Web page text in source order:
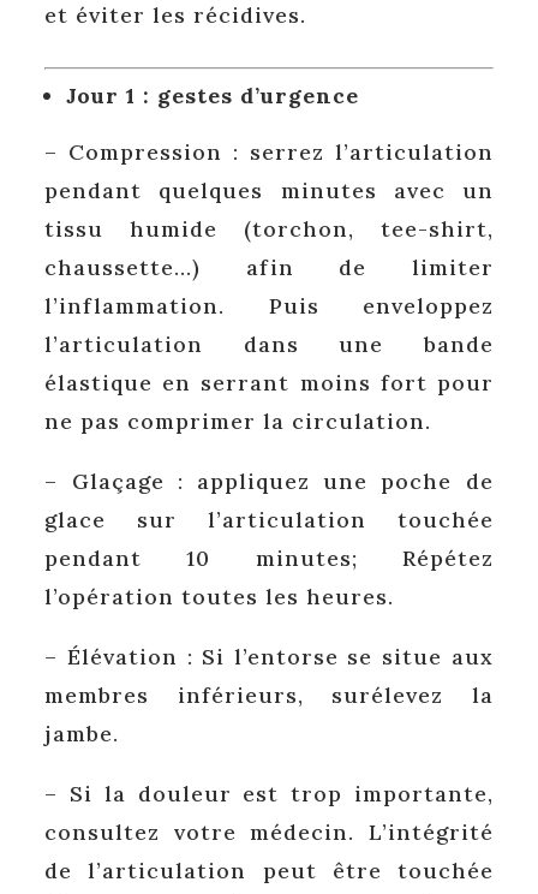
et éviter les récidives.
Jour 1 : gestes d’urgence
– Compression : serrez l’articulation
pendant quelques minutes avec un
tissu humide (torchon, tee-shirt,
chaussette…) afin de limiter
l’inflammation. Puis enveloppez
l’articulation dans une bande
élastique en serrant moins fort pour
ne pas comprimer la circulation.
– Glaçage : appliquez une poche de
glace sur l’articulation touchée
pendant 10 minutes; Répétez
l’opération toutes les heures.
– Élévation : Si l’entorse se situe aux
membres inférieurs, surélevez la
jambe.
– Si la douleur est trop importante,
consultez votre médecin. L’intégrité
de l’articulation peut être touchée